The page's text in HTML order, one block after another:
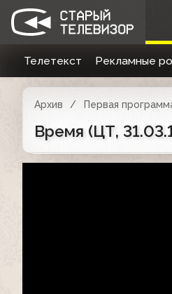
Телетекст Рекламные
Архив Первая
Время (ЦТ,